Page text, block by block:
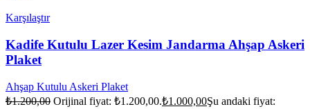
Karşılaştır
Kadife Kutulu Lazer Kesim Jandarma Ahşap Askeri
Plaket
Ahşap Kutulu Askeri Plaket
₺1.200,00 Orijinal fiyat: ₺1.200,00.₺1.000,00Şu andaki fiyat: